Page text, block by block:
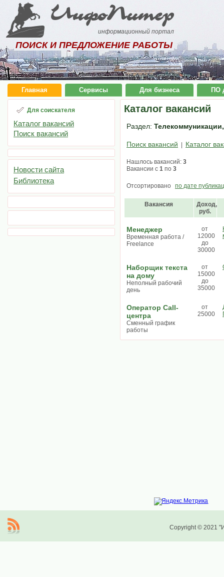
ИнфоПитер
информационный портал
ПОИСК И ПРЕДЛОЖЕНИЕ РАБОТЫ
Главная Сервисы Для бизнеса ПО
Для соискателя
Каталог вакансий
Поиск вакансий
Новости сайта
Библиотека
Каталог вакансий
Раздел:
Поиск вакансий Каталог
Нашлось вакансий: 3
Вакансии с 1 по 3
Отсортировано по дате
Вакансия
Доход,
руб.
Менеджер
Временная работа /
Freelance
от
12000
до
30000
Наборщик текста
на дому
Неполный рабочий
день
от
15000
до
35000
Оператор Call-
центра
Сменный график
работы
от
25000
Copyright © 2021